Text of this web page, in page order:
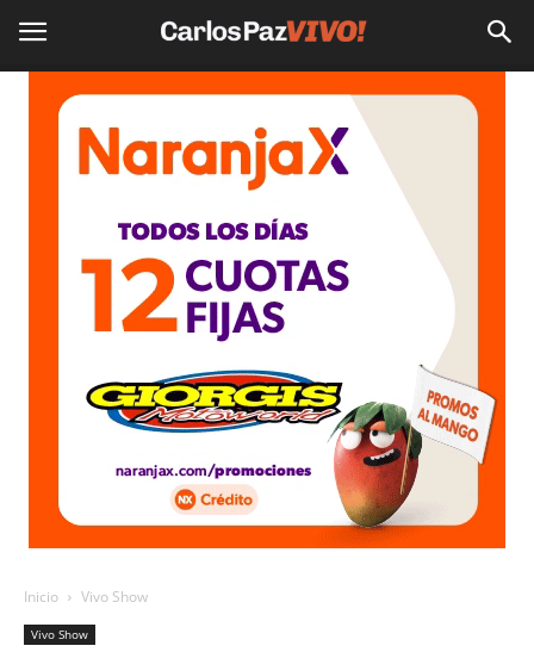
Inicio Vivo Show
Vivo Show